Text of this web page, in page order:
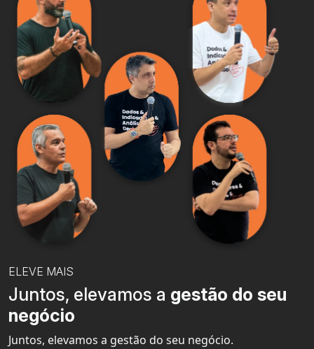
ELEVE MAIS
Juntos, elevamos a gestão do seu
negócio
Juntos, elevamos a gestão do seu negócio.